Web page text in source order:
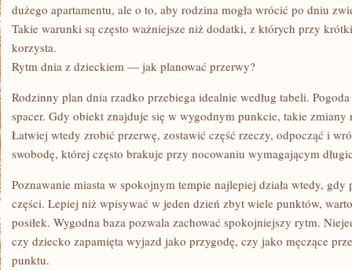
dużego apartamentu, ale o to, aby rodzina mogła wrócić po dniu
Takie warunki są często ważniejsze niż dodatki, z których przy
korzysta.
Rytm dnia z dzieckiem — jak planować przerwy?
Rodzinny plan dnia rzadko przebiega idealnie według tabeli.
spacer. Gdy obiekt znajduje się w wygodnym punkcie, takie zmiany
Łatwiej wtedy zrobić przerwę, zostawić część rzeczy, odpocząć i
swobodę, której często brakuje przy nocowaniu wymagającym
Poznawanie miasta w spokojnym tempie najlepiej działa wtedy,
części. Lepiej niż wpisywać w jeden dzień zbyt wiele punktów,
posiłek. Wygodna baza pozwala zachować spokojniejszy rytm.
czy dziecko zapamięta wyjazd jako przygodę, czy jako męczące
punktu.